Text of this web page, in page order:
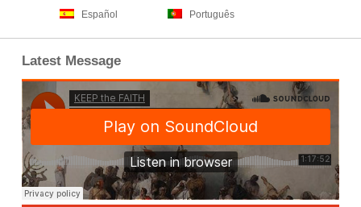
Español Português
Latest Message